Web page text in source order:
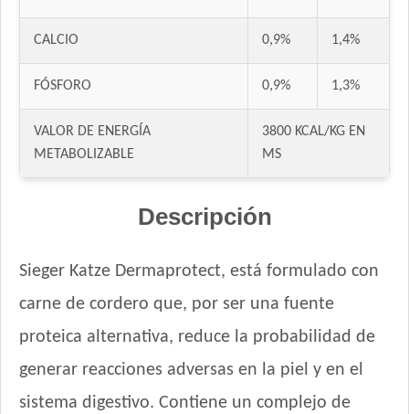
Gooster Gato Adulto
Handler Gato Adulto
Handler Gato Adulto Urinary
Infinity Gato Adulto
Iron Pet Gato Adulto
Jaspe Premium Gato Adulto
Keiko Gato Adulto Mix de Pescados
Kongo Gato Adulto sabor Carne y Pollo
Kongo Gato Adulto sabor Salmón y Atún
Maintenance Criadores Gato Adulto
CALCIO 0,9% 1,4%
FÓSFORO 0,9% 1,3%
VALOR DE ENERGÍA
METABOLIZABLE
3800 KCAL/KG EN
MS
Descripción
Sieger Katze Dermaprotect, está formulado con
carne de cordero que, por ser una fuente
proteica alternativa, reduce la probabilidad de
generar reacciones adversas en la piel y en el
sistema digestivo. Contiene un complejo de